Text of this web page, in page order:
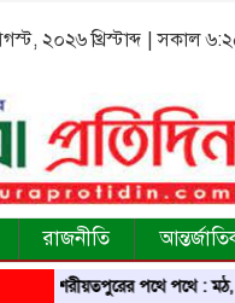
২০২৬ খ্রিস্টাব্দ | সকাল
রাজনীতি
শরীয়তপুরের পথে পথে : মঠ,